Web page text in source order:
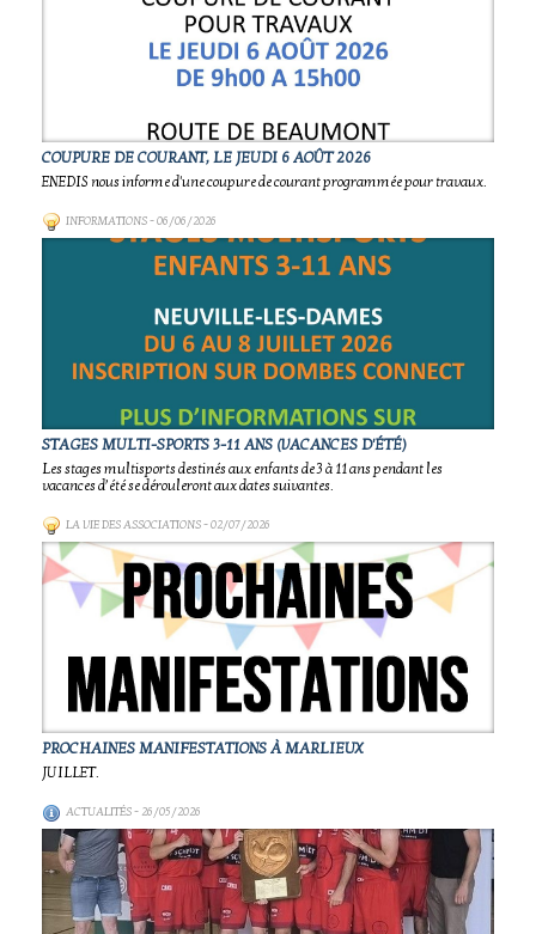
COUPURE DE COURANT, LE JEUDI 6 AOÛT 2026
ENEDIS nous informe d'une coupure de courant programmée pour travaux.
INFORMATIONS- 06/06/2026
STAGES MULTI-SPORTS 3-11 ANS (VACANCES D'ÉTÉ)
Les stages multisports destinés aux enfants de 3 à 11 ans pendant les
vacances d’été se dérouleront aux dates suivantes.
LA VIE DES ASSOCIATIONS- 02/07/2026
PROCHAINES MANIFESTATIONS À MARLIEUX
JUILLET.
ACTUALITÉS- 26/05/2026